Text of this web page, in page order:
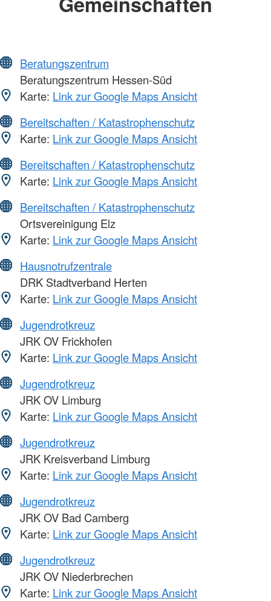
Beratungszentrum
Beratungszentrum Hessen-Süd
Karte: Link zur Google Maps Ansicht
Bereitschaften / Katastrophenschutz
Karte: Link zur Google Maps Ansicht
Bereitschaften / Katastrophenschutz
Karte: Link zur Google Maps Ansicht
Bereitschaften / Katastrophenschutz
Ortsvereinigung Elz
Karte: Link zur Google Maps Ansicht
Hausnotrufzentrale
DRK Stadtverband Herten
Karte: Link zur Google Maps Ansicht
Jugendrotkreuz
JRK OV Frickhofen
Karte: Link zur Google Maps Ansicht
Jugendrotkreuz
JRK OV Limburg
Karte: Link zur Google Maps Ansicht
Jugendrotkreuz
JRK Kreisverband Limburg
Karte: Link zur Google Maps Ansicht
Jugendrotkreuz
JRK OV Bad Camberg
Karte: Link zur Google Maps Ansicht
Jugendrotkreuz
JRK OV Niederbrechen
Karte: Link zur Google Maps Ansicht